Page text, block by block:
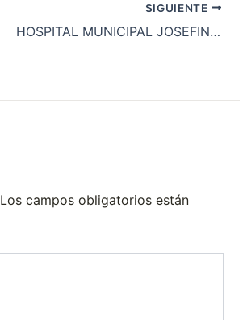
SIGUIENTE
HOSPITAL MUNICIPAL JOSEFINA PRIEUR
Los campos obligatorios están